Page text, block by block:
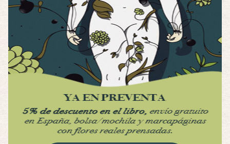
Por encima de tu cadáver
Possession
Por: Luar
Se llama la posesión en castellano, está …
Por: Mariano
Una película normalita, nada del otro mun …